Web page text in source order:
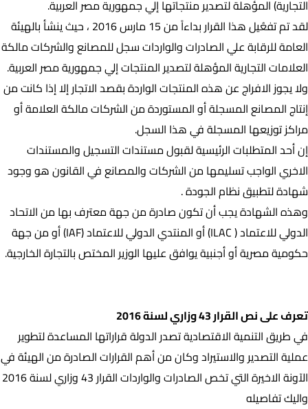
التجارية) المؤهلة لتصدير منتجاتها إلي جمهورية مصر العربية.
لقد تم تفعُيل هذا القرار بداءاً من 15 مارس 2016 ، حيث ينشأ بالهيئة
العامة للرقابة علي الصادرات والواردات سجل للمصانع والشركات مالكة
العلامات التجارية المؤهلة لتصدير المنتجات إلي جمهورية مصر العربية.
ولا يجوز الافراج عن هذه المنتجات الواردة بقصد الاتجار إلا إذا كانت من
إنتاج المصانع المسجلة أو المستوردة من الشركات مالكة العلامة أو
مراكز توزيعها المسجلة في هذا السجل.
إن أحد المتطلبات الرئيسية لقبول مستندات التسجيل والمستندات
الاخري الواجب تسليمها من الشركات والمصانع في القانون هو وجود
شهادة لتطبيق نظام الجودة .
وهذه الشهادة يجب أن تكون صادرة من جهة معترف بها من الاتحاد
الدولي للاعتماد ( ILAC) أو المنتدي الدولي للاعتماد (IAF) أو من جهة
حكومية مصرية أو أجنبية يوافق عليها الوزير المختص بالتجارة الخارجية.
تعرف على نص القرار 43 وزاري لسنة 2016
في طريق التنمية الاقتصادية تصدر الدولة قراراتها المساعدة لتطوير
عملية التصدير والاستيراد وكان من أهم القرارات الصادرة من الهيئة في
الآونة الاخيرة التي تخص الصادرات والواردات القرار 43 وزاري لسنة 2016
واليك تفاصيله